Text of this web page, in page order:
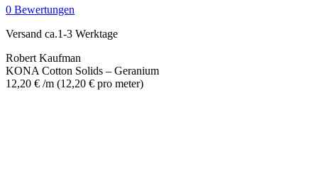
-
Geranium
Menge
0 Bewertungen
Versand ca.1-3 Werktage
Robert Kaufman
KONA Cotton Solids – Geranium
12,20 € /m (12,20 € pro meter)